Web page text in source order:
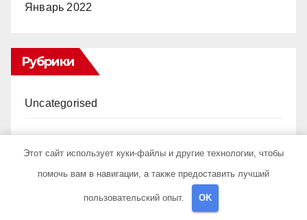
Январь 2022
Рубрики
Uncategorised
Игры
Этот сайт использует куки-файлы и другие технологии, чтобы
помочь вам в навигации, а также предоставить лучший
пользовательский опыт. OK